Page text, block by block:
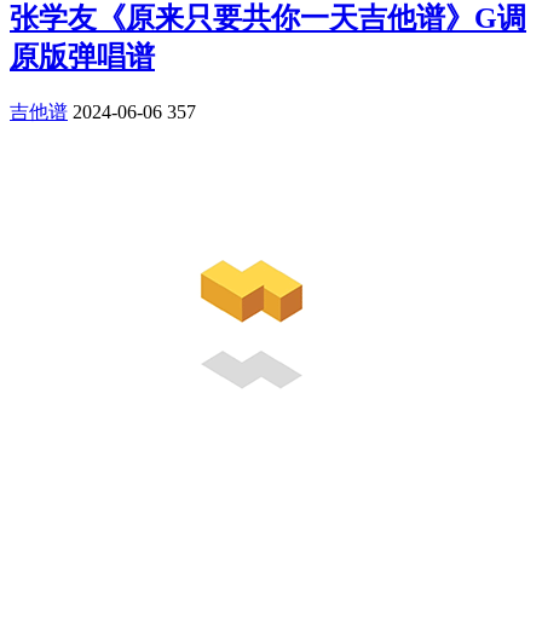
张学友《原来只要共你一天吉他谱》G调
原版弹唱谱
吉他谱 2024-06-06 357